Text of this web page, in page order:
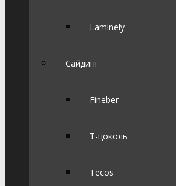
Laminely
Сайдинг
Fineber
Т-цоколь
Tecos